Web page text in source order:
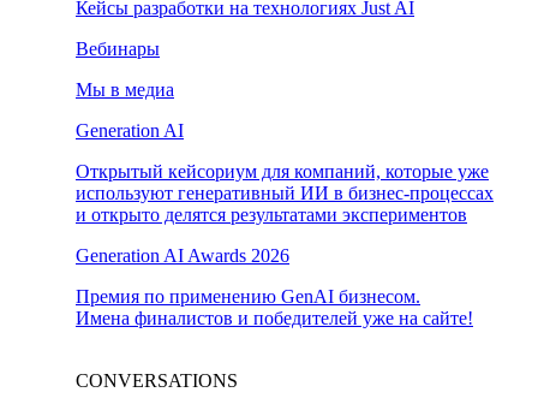
Кейсы разработки на технологиях Just AI
Вебинары
Мы в медиа
Generation AI
Открытый кейсориум для компаний, которые уже
используют генеративный ИИ в бизнес-процессах
и открыто делятся результатами экспериментов
Generation AI Awards 2026
Премия по применению GenAI бизнесом.
Имена финалистов и победителей уже на сайте!
CONVERSATIONS